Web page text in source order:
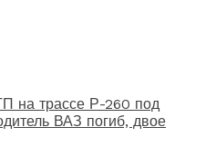
на трассе Р-260 под
ВАЗ погиб, двое